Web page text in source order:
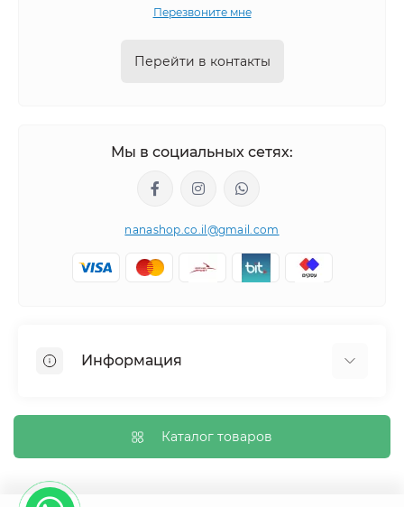
Перезвоните мне
Перейти в контакты
Мы в социальных сетях:
nanashop.co.il@gmail.com
Информация
Обмен и возврат
Доставка
Политика конфиденциальности
Каталог товаров